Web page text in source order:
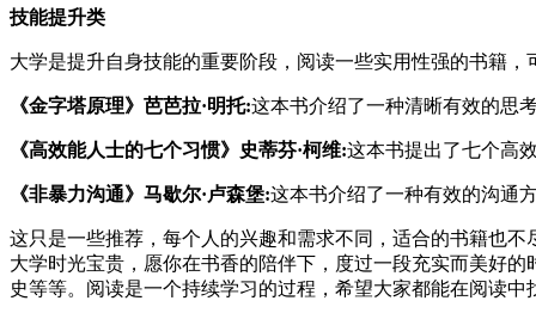
技能提升类
大学是提升自身技能的重要阶段，阅读一些实用性强的书籍
《金字塔原理》芭芭拉·明托:这本书介绍了一种清晰有效的思
《高效能人士的七个习惯》史蒂芬·柯维:这本书提出了七个高
《非暴力沟通》马歇尔·卢森堡:这本书介绍了一种有效的沟通
这只是一些推荐，每个人的兴趣和需求不同，适合的书籍也
大学时光宝贵，愿你在书香的陪伴下，度过一段充实而美好
史等等。阅读是一个持续学习的过程，希望大家都能在阅读中